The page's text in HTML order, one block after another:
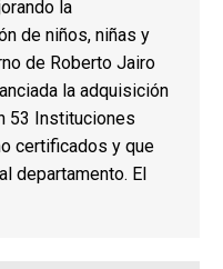
la
de niños, niñas y
de Roberto Jairo
la adquisición
53 Instituciones
certificados y que
departamento. El